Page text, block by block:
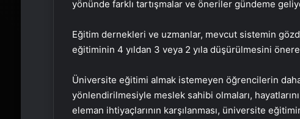
yönünde farklı tartışmalar ve öneriler gündeme
Eğitim dernekleri ve uzmanlar, mevcut sistemin
eğitiminin 4 yıldan 3 veya 2 yıla düşürülmesini
Üniversite eğitimi almak istemeyen öğrencilerin
yönlendirilmesiyle meslek sahibi olmaları,
eleman ihtiyaçlarının karşılanması, üniversite